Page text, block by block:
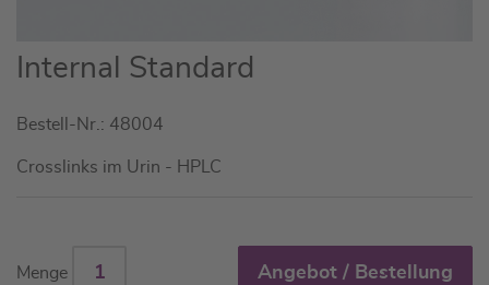
Zum
Anfang
Bildgalerie
springen
Internal Standard
Bestell-Nr.: 48004
Crosslinks im Urin - HPLC
Menge Angebot / Bestellung